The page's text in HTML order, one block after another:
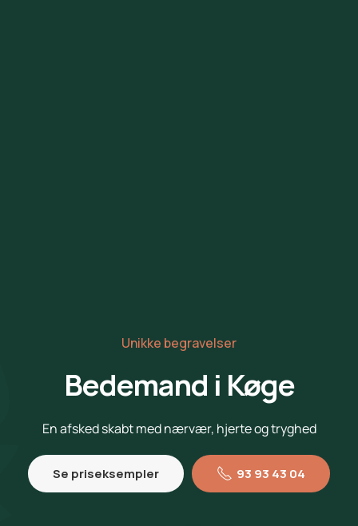
Unikke begravelser
Bedemand i Køge
En afsked skabt med nærvær, hjerte og tryghed
Se priseksempler 93 93 43 04